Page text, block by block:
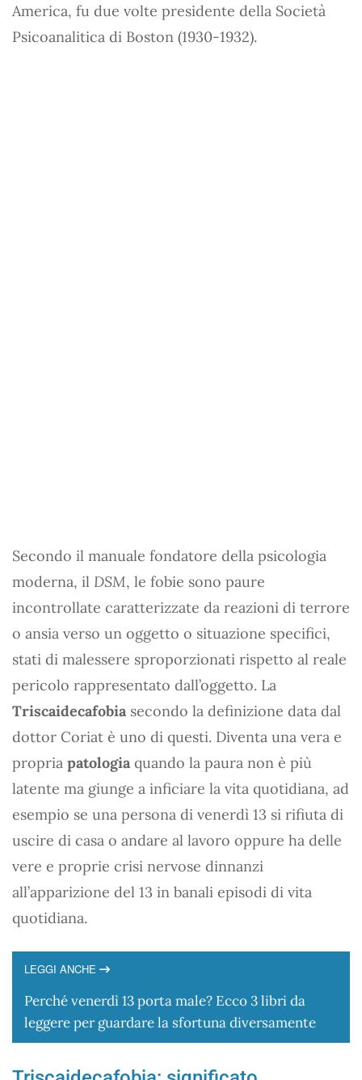
America, fu due volte presidente della Società
Psicoanalitica di Boston (1930-1932).
Secondo il manuale fondatore della psicologia
moderna, il DSM, le fobie sono paure
incontrollate caratterizzate da reazioni di terrore
o ansia verso un oggetto o situazione specifici,
stati di malessere sproporzionati rispetto al reale
pericolo rappresentato dall’oggetto. La
Triscaidecafobia secondo la definizione data dal
dottor Coriat è uno di questi. Diventa una vera e
propria patologia quando la paura non è più
latente ma giunge a inficiare la vita quotidiana, ad
esempio se una persona di venerdì 13 si rifiuta di
uscire di casa o andare al lavoro oppure ha delle
vere e proprie crisi nervose dinnanzi
all’apparizione del 13 in banali episodi di vita
quotidiana.
LEGGI ANCHE
Perché venerdì 13 porta male? Ecco 3 libri da
leggere per guardare la sfortuna diversamente